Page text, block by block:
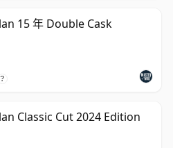
15 年 Double Cask
?
Classic Cut 2024 Edition